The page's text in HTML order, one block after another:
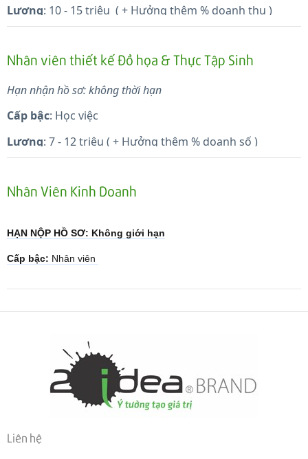
Lương: 10 - 15 triệu ( + Hưởng thêm % doanh thu )
(nam / nữ)
động trong công viêc.
Nhân viên thiết kế Đồ họa & Thực Tập Sinh
Hạn nhận hồ sơ: không thời hạn
Cấp bậc: Học việc
Lương: 7 - 12 triệu ( + Hưởng thêm % doanh số )
(nam / nữ)
thiết kế trở lên.
Nhân Viên Kinh Doanh
HẠN NỘP HỒ SƠ: Không giới hạn
Cấp bậc: Nhân viên
THỜI GIAN LÀM VIỆC
Thời gian làm việc linh động tùy thuộc vào doanh số.
Thông thường Thời gian làm viêc: từ 8h30-5h30, nghỉ trưa 12h-
Làm các ngày trong tuần: từ thứ 2 đến sáng thứ 7
Liên hệ